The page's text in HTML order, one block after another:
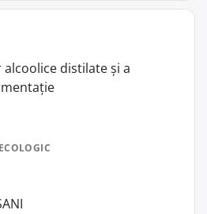
distilate și a